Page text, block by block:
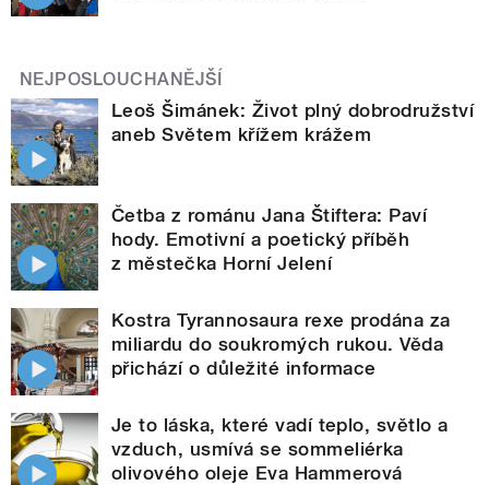
NEJPOSLOUCHANĚJŠÍ
Leoš Šimánek: Život plný dobrodružství
aneb Světem křížem krážem
Četba z románu Jana Štiftera: Paví
hody. Emotivní a poetický příběh
z městečka Horní Jelení
Kostra Tyrannosaura rexe prodána za
miliardu do soukromých rukou. Věda
přichází o důležité informace
Je to láska, které vadí teplo, světlo a
vzduch, usmívá se sommeliérka
olivového oleje Eva Hammerová